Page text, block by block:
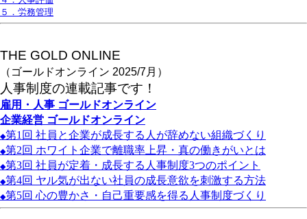
５．労務管理
THE GOLD ONLINE
（ゴールドオンライン 2025/7月）
人事制度の連載記事です！
雇用・人事 ゴールドオンライン
企業経営 ゴールドオンライン
◆第1 回 社員と企業が成長する人が辞めない組織づくり
◆第2回 ホワイト企業で離職率上昇・真の働きがいとは
◆第3回 社員が定着・成長する人事制度3つのポイント
◆第4回 ヤル気が出ない社員の成長意欲を刺激する方法
◆第5回 心の豊かさ・自己重要感を得る人事制度づくり